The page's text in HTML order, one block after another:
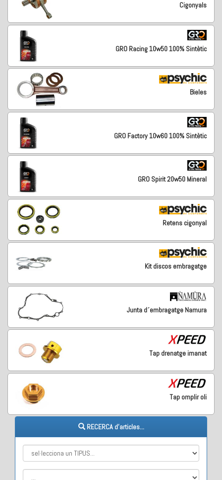
Cigonyals
GRO Racing 10w50 100% Sintètic
Bieles
GRO Factory 10w60 100% Sintètic
GRO Spirit 20w50 Mineral
Retens cigonyal
Kit discos embragatge
Junta d´embragatge Namura
Tap drenatge imanat
Tap omplir oli
RECERCA d'articles...